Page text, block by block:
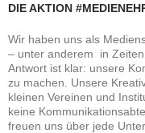
DIE AKTION
Wir haben uns als
– unter anderem in
Antwort ist klar: unsere
zu machen. Unsere
kleinen Vereinen und
keine
freuen uns über jede